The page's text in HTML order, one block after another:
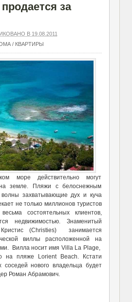
за
В 19.08.2011
/ КВАРТИРЫ
море действительно могут
земле. Пляжи с белоснежным
захватывающие дух и куча
не только миллионов туристов
состоятельных клиентов,
недвижимостью. Знаменитый
(Christies) занимается
виллы расположенной на
Вилла носит имя Villa La Plage,
на пляже Lorient Beach. Кстати
нового владельца будет
Роман Абрамович.